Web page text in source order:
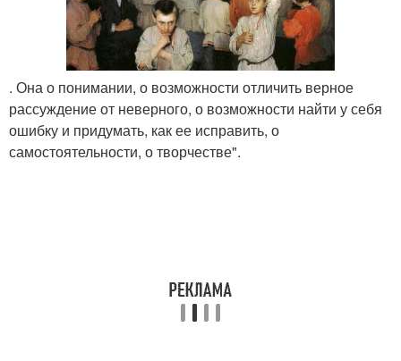
. Она о понимании, о возможности отличить верное
рассуждение от неверного, о возможности найти у себя
ошибку и придумать, как ее исправить, о
самостоятельности, о творчестве".